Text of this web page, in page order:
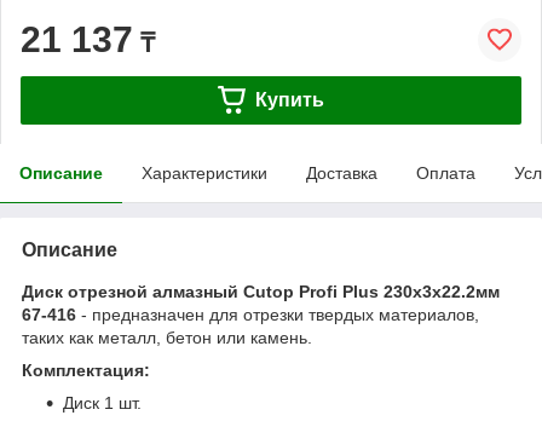
21 137 ₸
Купить
Описание Характеристики Доставка Оплата
Описание
Диск отрезной алмазный Cutop Profi Plus 230х3х22.2мм
67-416 - предназначен для отрезки твердых материалов,
таких как металл, бетон или камень.
Комплектация:
Диск 1 шт.